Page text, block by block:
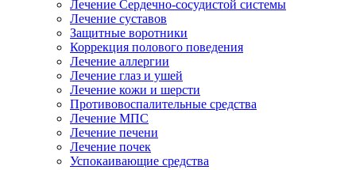
Лечение Сердечно-сосудистой системы
Лечение суставов
Защитные воротники
Коррекция полового поведения
Лечение аллергии
Лечение глаз и ушей
Лечение кожи и шерсти
Противовоспалительные средства
Лечение МПС
Лечение печени
Лечение почек
Успокаивающие средства